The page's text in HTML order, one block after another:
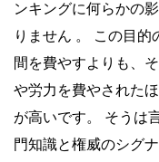
ンキングに何らかの
りません 。 この目
間を費やすよりも、
や労力を費やされた
が高いです。 そうは
門知識と権威のシグ